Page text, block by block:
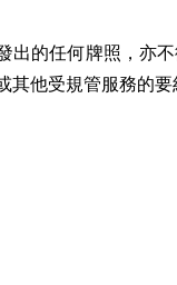
出的任何牌照，亦
他受規管服務的要